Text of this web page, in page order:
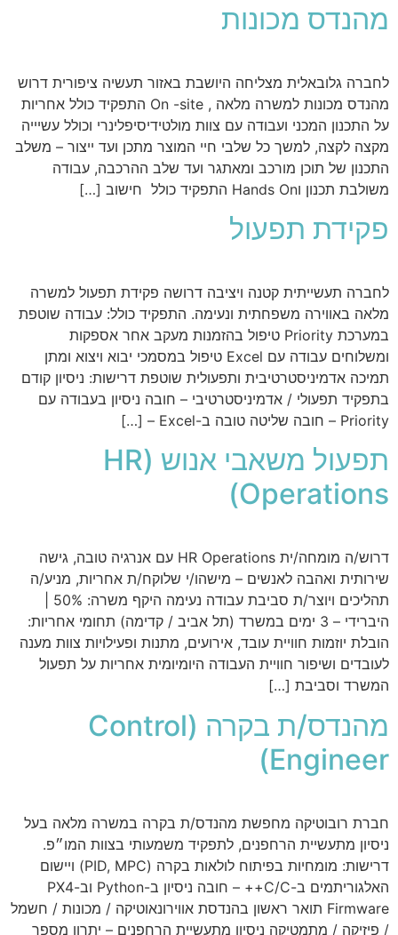
מהנדס מכונות
לחברה גלובאלית מצליחה היושבת באזור תעשיה ציפורית דרוש
מהנדס מכונות למשרה מלאה , On -site התפקיד כולל אחריות
על התכנון המכני ועבודה עם צוות מולטידיסיפלינרי וכולל עשיייה
מקצה לקצה, למשך כל שלבי חיי המוצר מתכן ועד ייצור – משלב
התכנון של תוכן מורכב ומאתגר ועד שלב ההרכבה, עבודה
משולבת תכנון וHands On התפקיד כולל חישוב […]
פקידת תפעול
לחברה תעשייתית קטנה ויציבה דרושה פקידת תפעול למשרה
מלאה באווירה משפחתית ונעימה. התפקיד כולל: עבודה שוטפת
במערכת Priority טיפול בהזמנות מעקב אחר אספקות
ומשלוחים עבודה עם Excel טיפול במסמכי יבוא ויצוא ומתן
תמיכה אדמיניסטרטיבית ותפעולית שוטפת דרישות: ניסיון קודם
בתפקיד תפעולי / אדמיניסטרטיבי – חובה ניסיון בעבודה עם
Priority – חובה שליטה טובה ב-Excel – […]
תפעול משאבי אנוש (HR
Operations)
דרוש/ה מומחה/ית HR Operations עם אנרגיה טובה, גישה
שירותית ואהבה לאנשים – מישהו/י שלוקח/ת אחריות, מניע/ה
היברידי – 3 ימים במשרד (תל אביב / קדימה) תחומי אחריות:
הובלת יוזמות חוויית עובד, אירועים, מתנות ופעילויות צוות מענה
לעובדים ושיפור חוויית העבודה היומיומית אחריות על תפעול
המשרד וסביבת […]
מהנדס/ת בקרה (Control
Engineer)
חברת רובוטיקה מחפשת מהנדס/ת בקרה במשרה מלאה בעל
ניסיון מתעשיית הרחפנים, לתפקיד משמעותי בצוות המו״פ.
דרישות: מומחיות בפיתוח לולאות בקרה (PID, MPC) ויישום
האלגוריתמים ב-C/C++ – חובה ניסיון ב-Python וב-PX4
Firmware תואר ראשון בהנדסת אווירונאוטיקה / מכונות / חשמל
/ פיזיקה / מתמטיקה ניסיון מתעשיית הרחפנים – יתרון מספר